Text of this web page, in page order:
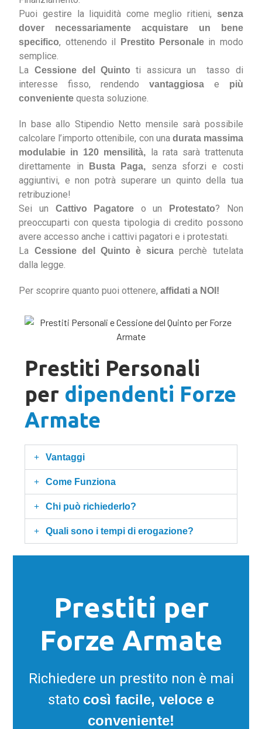
Puoi gestire la liquidità come meglio ritieni, senza
dover necessariamente acquistare un bene
specifico, ottenendo il Prestito Personalein modo
semplice.
La Cessione del Quintoti assicura un tasso di
interesse fisso, rendendo vantaggiosae
più
conveniente questa soluzione.
In base allo Stipendio Netto mensile sarà possibile
calcolare l’importo ottenibile, con una durata massima
modulabie in 120 mensilità, la rata sarà trattenuta
direttamente in
Busta Paga, senza sforzi e costi
aggiuntivi, e non potrà superare un quinto della tua
retribuzione!
Sei un Cattivo Pagatore o un Protestato? Non
preoccuparti con questa tipologia di credito possono
avere accesso anche i cattivi pagatori e i protestati.
La Cessione del Quinto è sicuraperchè tutelata
dalla legge.
Per scoprire quanto puoi ottenere,affidati a NOI!
Prestiti Personali
per dipendenti Forze
Armate
Vantaggi
Come Funziona
Chi può richiederlo?
Quali sono i tempi di erogazione?
Prestiti per
Forze Armate
Richiedere un prestito non è mai
stato così facile, veloce e
conveniente!